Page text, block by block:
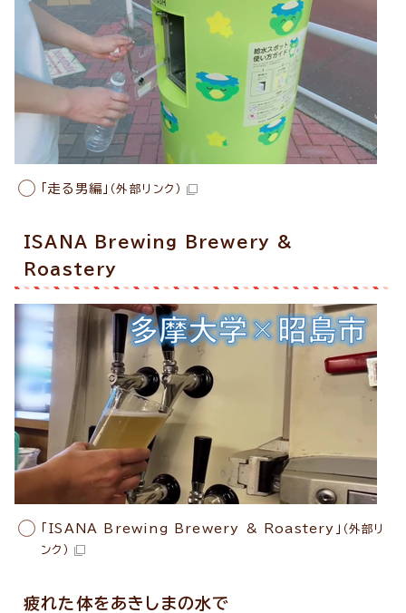
「走る男編」 （外部リンク）
ISANA Brewing Brewery &
Roastery
「ISANA Brewing Brewery & Roastery」 （外部リ
ンク）
疲れた体をあきしまの水で